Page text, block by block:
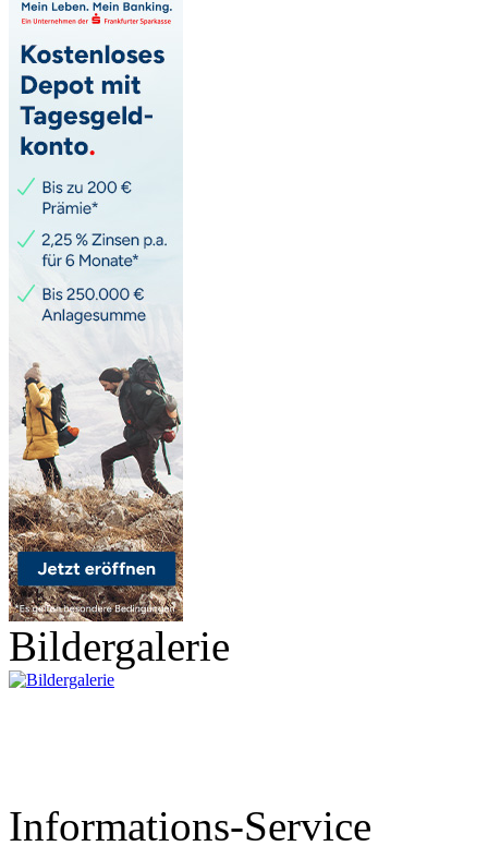
Bildergalerie
Informations-Service